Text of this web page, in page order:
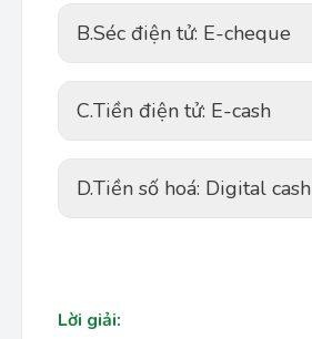
B.Séc điện tử: E-cheque
C.Tiền điện tử: E-cash
D.Tiền số hoá: Digital cash
Lời giải: